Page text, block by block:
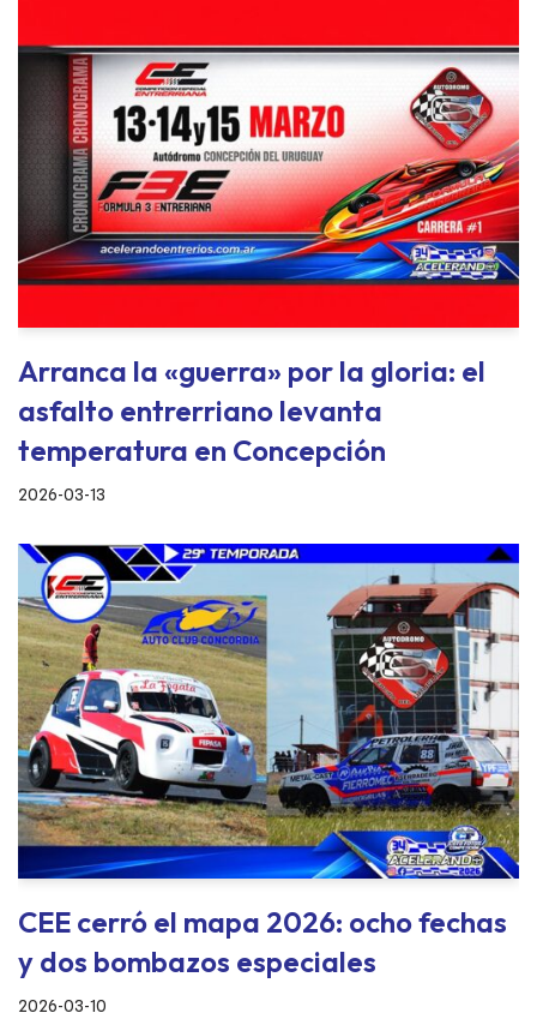
Arranca la «guerra» por la gloria: el
asfalto entrerriano levanta
temperatura en Concepción
2026-03-13
CEE cerró el mapa 2026: ocho fechas
y dos bombazos especiales
2026-03-10